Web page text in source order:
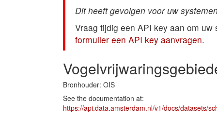
Dit heeft gevolgen voor uw
Vraag tijdig een API key aan om
formulier een API key aanvragen.
Bronhouder: OIS
See the documentation at:
https://api.data.amsterdam.nl/v1/docs/datasets/